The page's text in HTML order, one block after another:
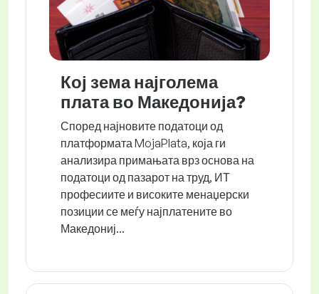
Кој зема најголема
плата во Македонија?
Според најновите податоци од
платформата MojaPlata, која ги
анализира примањата врз основа на
податоци од пазарот на труд, ИТ
професиите и високите менаџерски
позиции се меѓу најплатените во
Македониј...